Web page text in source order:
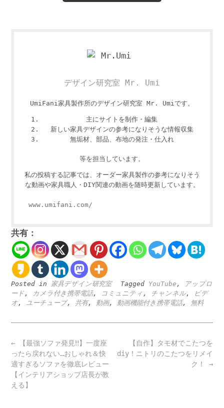
デザイン研究室 Mr. Umi
UmiFani家具製作所のデザイン研究室 Mr. Umiです。
主にサイトを制作・編集
新しい家具デザインの参考になりそうな情報収集
無垢材、部品、布地の発注・仕入れ
等を担当しています。
私の投稿する記事では、オーダー家具製作の参考になりそう
な動画や家具職人・DIY関連の動画を随時更新しています。
www.umifani.com/
共有：
Posted in 家具デザイン研究室 Tagged YouTube ,
アップロ
ード, カメラ付き携帯電話, コミュニティ , チャンネル,
ビデ
オ, ユーチューブ, 共有, 動画, 動画機能付き携帯電話, 無料
Post
navigation
【自作】タモ材でこたつを
diy！ニトリのこたつをリメイ
ク！ →
← 【最強ソファ発見‼️】一度座
ったら戻れない…おしゃれ＆快
適すぎるソファを徹底レビュー
【インテリアショップ店長が教
える】